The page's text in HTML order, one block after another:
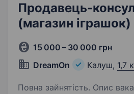
Продавець-
(магазин іграшок)
15 000 – 30 000 грн
DreamOn
Калуш, 1,7
Повна зайнятість. Опис вакансії Приєднуйся